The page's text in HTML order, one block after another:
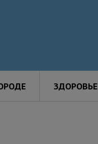
ЗДОРОВЬЕ